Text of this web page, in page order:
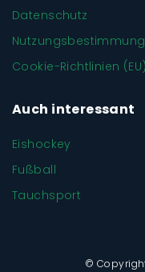
Datenschutz
Cookie-Richtlinien (EU)
Auch interessant
Eishockey
Fußball
Tauchsport
©